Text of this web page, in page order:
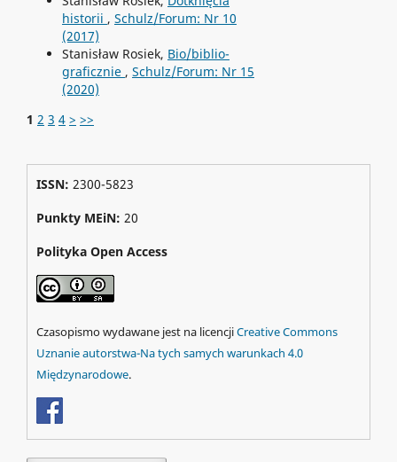
historii , Schulz/Forum: Nr 10
(2017)
Stanisław Rosiek, Bio/biblio-
graficznie , Schulz/Forum: Nr 15
(2020)
1 2 3 4 > >>
ISSN: 2300-5823
Punkty MEiN: 20
Polityka Open Access
Czasopismo wydawane jest na licencjiCreative Commons
Uznanie autorstwa-Na tych samych warunkach 4.0
Międzynarodowe.